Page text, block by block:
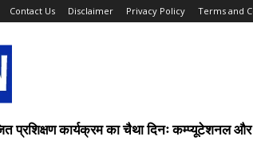
Contact Us Disclaimer Privacy Policy Terms and
प्रशिक्षण कार्यक्रम का चैथा दिनः कम्प्यूटेशनल और